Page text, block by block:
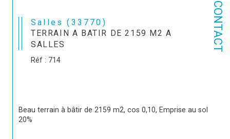
CONTACT
Salles (33770)
TERRAIN A BATIR DE 2159 M2 A
SALLES
Réf : 714
Beau terrain à bâtir de 2159 m2, cos 0,10, Emprise au sol
20%